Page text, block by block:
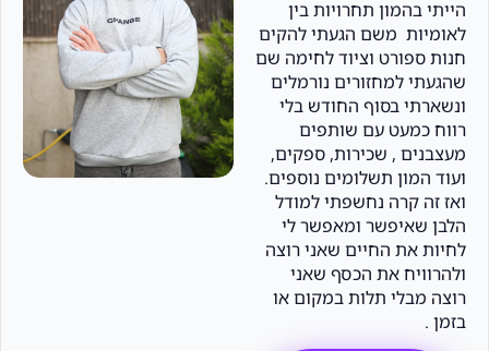
הייתי בהמון תחרויות בין
לאומיות משם הגעתי להקים
חנות ספורט וציוד לחימה שם
שהגעתי למחזורים נורמלים
ונשארתי בסוף החודש בלי
רווח כמעט עם שותפים
מעצבנים , שכירות, ספקים,
ועוד המון תשלומים נוספים.
ואז זה קרה נחשפתי למודל
הלבן שאיפשר ומאפשר לי
לחיות את החיים שאני רוצה
ולהרוויח את הכסף שאני
רוצה מבלי תלות במקום או
בזמן .